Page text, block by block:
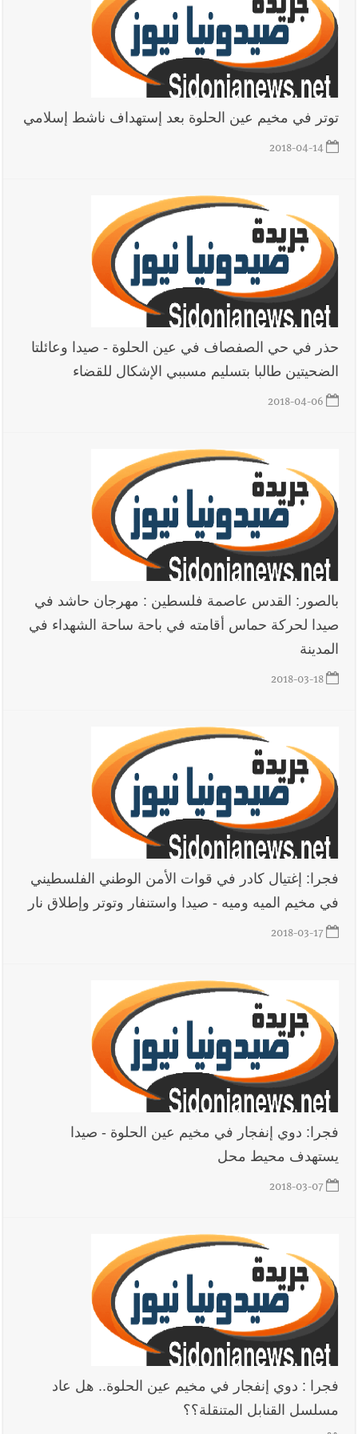
توتر في مخيم عين الحلوة بعد إستهداف ناشط إسلامي
2018-04-14
حذر في حي الصفصاف في عين الحلوة - صيدا وعائلتا
الضحيتين طالبا بتسليم مسببي الإشكال للقضاء
2018-04-06
بالصور: القدس عاصمة فلسطين : مهرجان حاشد في
صيدا لحركة حماس أقامته في باحة ساحة الشهداء في
المدينة
2018-03-18
فجرا: إغتيال كادر في قوات الأمن الوطني الفلسطيني
في مخيم الميه وميه - صيدا واستنفار وتوتر وإطلاق نار
2018-03-17
فجرا: دوي إنفجار في مخيم عين الحلوة - صيدا
يستهدف محيط محل
2018-03-07
فجرا : دوي إنفجار في مخيم عين الحلوة.. هل عاد
مسلسل القنابل المتنقلة؟؟